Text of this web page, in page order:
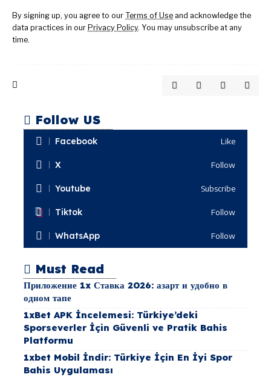
By signing up, you agree to our Terms of Use and acknowledge the
data practices in our Privacy Policy. You may unsubscribe at any
time.
Follow US
Facebook Like
X Follow
Youtube Subscribe
Tiktok Follow
WhatsApp Follow
Must Read
Приложение 1x Ставка 2026: азарт и удобно в
одном тапе
1xBet APK İncelemesi: Türkiye’deki
Sporseverler İçin Güvenli ve Pratik Bahis
Platformu
1xbet Mobil İndir: Türkiye İçin En İyi Spor
Bahis Uygulaması